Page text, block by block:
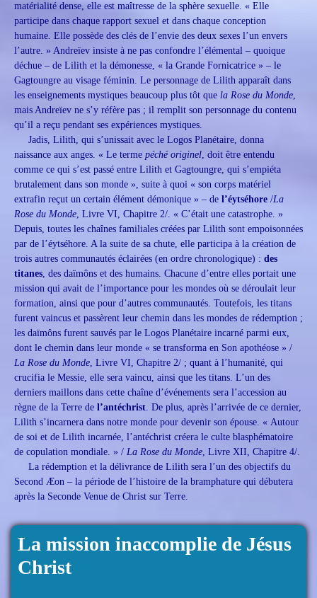
matérialité dense, elle est maîtresse de la sphère sexuelle. « Elle
participe dans chaque rapport sexuel et dans chaque conception
humaine. Elle possède des clés de l’envie des deux sexes l’un envers
l’autre. » Andreïev insiste à ne pas confondre l’élémental – quoique
déchue – de Lilith et la démonesse, « la Grande Fornicatrice » – le
Gagtoungre au visage féminin. Le personnage de Lilith apparaît dans
les enseignements mystiques beaucoup plus tôt que la Rose du Monde,
mais Andreïev ne s’y réfère pas ; il remplit son personnage du contenu
qu’il a reçu pendant ses expériences mystiques.
Jadis, Lilith, qui s’unissait avec le Logos Planétaire, donna
naissance aux anges. « Le terme péché originel, doit être entendu
comme ce qui s’est passé entre Lilith et Gagtoungre, qui s’empiéta
brutalement dans son monde », suite à quoi « son corps matériel
extrafin reçut un certain élément démonique » – de l’éytséhore /La
Rose du Monde, Livre VI, Chapitre 2/. « C’était une catastrophe. »
Depuis, toutes les chaînes familiales créées par Lilith sont empoisonnées
par de l’éytséhore. A la suite de sa chute, elle participa à la création de
trois autres communautés éclairées (en ordre chronologique) : des
titanes, des daïmôns et des humains. Chacune d’entre elles portait une
mission qui avait de l’importance pour les mondes où se déroulait leur
formation, ainsi que pour d’autres communautés. Toutefois, les titans
furent vaincus et passèrent leur chemin dans les mondes de rédemption ;
les daïmôns furent sauvés par le Logos Planétaire incarné parmi eux,
dont le chemin dans leur monde « se transforma en Son apothéose » /
La Rose du Monde, Livre VI, Chapitre 2/ ; quant à l’humanité, qui
crucifia le Messie, elle sera vaincu, ainsi que les titans. L’un des
derniers maillons dans cette chaîne d’événements sera l’accession au
règne de la Terre de l’antéchrist. De plus, après l’arrivée de ce dernier,
Lilith s’incarnera dans notre monde pour devenir son épouse. « Autour
de soi et de Lilith incarnée, l’antéchrist créera le culte blasphématoire
de copulation mondiale. » / La Rose du Monde, Livre XII, Chapitre 4/.
La rédemption et la délivrance de Lilith sera l’un des objectifs du
Second Æon – la période de l’histoire de la bramphature qui débutera
après la Seconde Venue de Christ sur Terre.
La mission inaccomplie de Jésus
Christ